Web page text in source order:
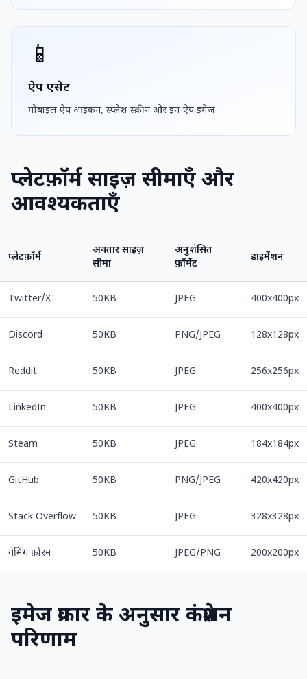
📱
ऐप एसेट
मोबाइल ऐप आइकन, स्प्लैश स्क्रीन और इन-ऐप इमेज
प्लेटफ़ॉर्म साइज़ सीमाएँ और
आवश्यकताएँ
प्लेटफ़ॉर्म
अवतार साइज़
सीमा
अनुशंसित
फ़ॉर्मेट
डाइमेंशन
Twitter/X 50KB JPEG 400x400px
Discord 50KB PNG/JPEG 128x128px
Reddit 50KB JPEG 256x256px
LinkedIn 50KB JPEG 400x400px
Steam 50KB JPEG 184x184px
GitHub 50KB PNG/JPEG 420x420px
Stack Overflow 50KB JPEG 328x328px
गेमिंग फ़ोरम 50KB JPEG/PNG 200x200px
इमेज प्रकार के अनुसार कंप्रेशन
परिणाम